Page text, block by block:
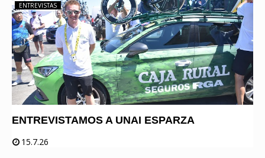
ENTREVISTAS
ENTREVISTAMOS A UNAI ESPARZA
15.7.26